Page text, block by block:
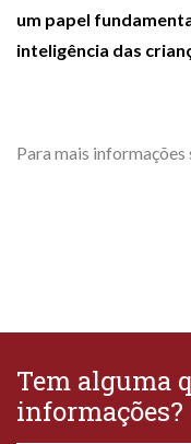
um papel
inteligência das
Para mais
Tem alguma
informações?